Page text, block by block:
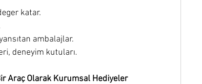
katar.
ambalajlar.
deneyim kutuları.
Araç Olarak Kurumsal Hediyeler